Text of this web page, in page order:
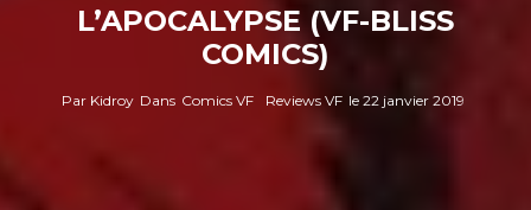
L’APOCALYPSE (VF-BLISS
COMICS)
Par Kidroy Dans Comics VF Reviews VF le 22 janvier 2019